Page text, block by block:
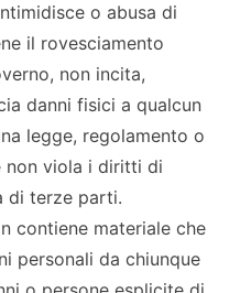
o abusa di
il rovesciamento
non incita,
danni fisici a qualcun
legge, regolamento o
non viola i diritti di
di terze parti.
contiene materiale che
personali da chiunque